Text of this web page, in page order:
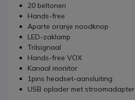
20 beltonen
Hands-free
Aparte oranje noodknop
LED-zaklamp
Trilsignaal
Hands-free VOX
Kanaal monitor
1pins headset-aansluiting
USB oplader met stroomadapter